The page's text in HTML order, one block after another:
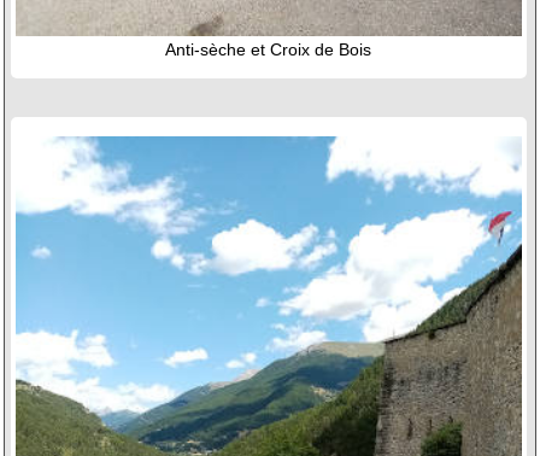
Anti-sèche et Croix de Bois